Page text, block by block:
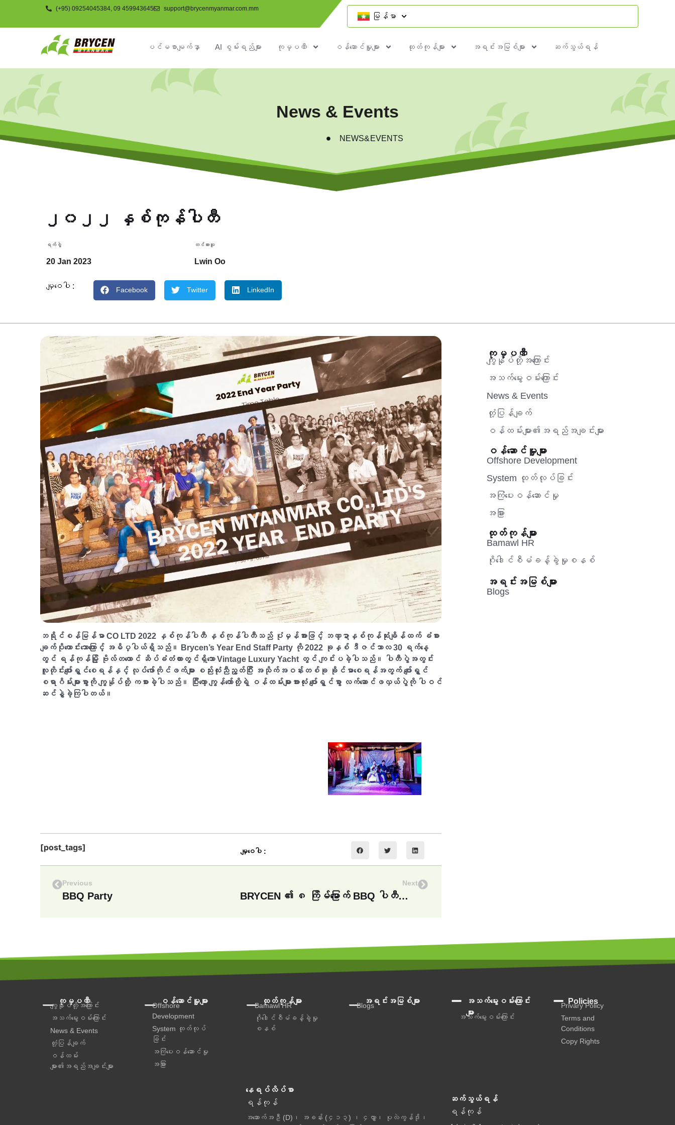
(+95) 09254045384, 09 459943645 support@brycenmyanmar.com.mm
မြန်မာ
ပင်မစာမျက်နှာ AI စွမ်းရည်များ ကုမ္ပဏီ ဝန်ဆောင်မှူများ ထုတ်ကုန်များ အရင်းအမြစ်များ ဆက်သွယ်ရန်
News & Events
NEWS&EVENTS
၂၀၂၂ နှစ်ကုန်ပါတီ
ရက်စွဲ့
20 Jan 2023
တင်ထားသူ
Lwin Oo
မျှဝေပါ : Facebook Twitter LinkedIn
ဘရိုင်စန်မြန်မာ CO LTD 2022 နှစ်ကုန်ပါတီ နှစ်ကုန်ပါတီသည် ပုံမှန်အားဖြင့် ဘဏ္ဍာနှစ်ကုန်ဆုံးချိန်ထက် ခံစား
ချက်ပိုကောင်းသောကြောင့် အဓိပ္ပါယ်ရှိသည်။ Brycen’s Year End Staff Party ကို 2022 ခုနှစ် ဒီဇင်ဘာလ 30 ရက်နေ့
တွင် ရန်ကုန်မြို့ ဗိုလ်တထောင် ဆိပ်ခံတံတားတွင်ရှိသော Vintage Luxury Yacht တွင် ကျင်းပခဲ့ပါသည်။ ပါတီပွဲအတွင်း
လူတိုင်းပျော်ရွှင်စေရန်နှင့် လုပ်ဖော်ကိုင်ဖက်များ စည်းလုံးညီညွတ်ပြီး အသိုက်အဝန်းတစ်ခု ခိုင်မာစေရန်အတွက် ပျော်ရွှင်
စရာဂိမ်းများစွာကို ကျွန်ုပ်တို့ ကစားခဲ့ပါသည်။ ပြီး​တော့ ကျွန်​​တော်​တို့ရဲ့ ဝန်​ထမ်းများအားလုံး ​ပျော်​ရွှင်​စွာ လက်ဆောင်​ဖလှယ်​ပွဲကို ပါဝင်​
ဆင်နွှဲခဲ့ကြပါတယ်​။
[post_tags] မျှဝေပါ :
Previous
BBQ Party
Next
BRYCEN ၏ ၈ ကြိမ်မြောက် BBQ ပါတီကို Dream Train တွင်ကျင်းပ
ကုမ္ပဏီ
ကျွန်ုပ်တို့အကြောင်း
အသက်မွေးဝမ်းကြောင်း
News & Events
တုံ့ပြန်ချက်
ဝန်ထမ်းများ၏အရည်အချင်းများ
ဝန်ဆောင်မှူများ
Offshore Development
System ထုတ်လုပ်ခြင်း
အကြံပေးဝန်ဆောင်မှု‌
အခြား
ထုတ်ကုန်များ
Bamawl HR
ဂိုဒေါင်စီမံခန့်ခွဲမှုစနစ်
အရင်းအမြစ်များ
Blogs
ကုမ္ပဏီ
ကျွန်ုပ်တို့အကြောင်း
အသက်မွေးဝမ်းကြောင်း
News & Events
တုံ့ပြန်ချက်
ဝန်ထမ်း
များ၏အရည်အချင်းများ
ဝန်ဆောင်မှူများ
Offshore
Development
System ထုတ်လုပ်
ခြင်း
အကြံပေးဝန်ဆောင်မှု‌
အခြား
ထုတ်ကုန်များ
Bamawl HR
ဂိုဒေါင်စီမံခန့်ခွဲမှု
စနစ်
အရင်းအမြစ်များ
Blogs
အသက်မွေးဝမ်းကြောင်း
များ
အသက်မွေးဝမ်းကြောင်း
Policies
Privary Policy
Terms and
Conditions
Copy Rights
နေရပ်လိပ်စာ
ရန်ကုန်
အဆောက်အဦ (D)၊ အခန်း (၄၁၃) ၊ ၄လွှာ၊ ပုလဲကွန်ဒို၊
ဆက်သွယ်ရန်
ရန်ကုန်